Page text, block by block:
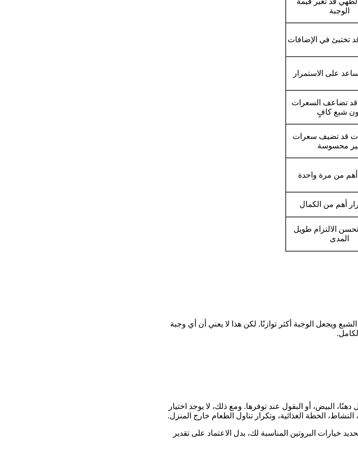
الوجبة
تختبئ في الإضافات
على الاستمرار
قد تضاعف السعرات
شبع كافٍ
قد تضيف سعرات
محسوسة
أهم من مرة واحدة
أهم من الكمال
تحسن الالتزام طويل
المدى
ويجعل الوجبة أكثر توازنًا. لكن هذا لا يعني أن أي وجبة
البيض، أو البقول عند توفرها. ومع ذلك، لا يوجد اختيار
الخطة الغذائية، وتكرار تناول الطعام خارج المنزل.
خيارات البروتين المناسبة لك، بدل الاعتماد على تقدير